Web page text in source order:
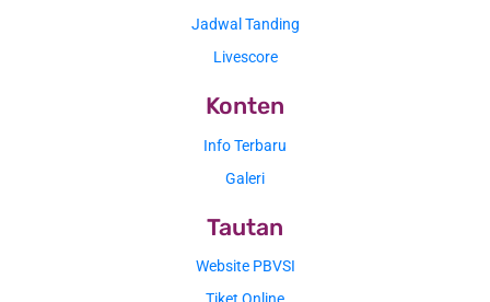
Jadwal Tanding
Livescore
Konten
Info Terbaru
Galeri
Tautan
Website PBVSI